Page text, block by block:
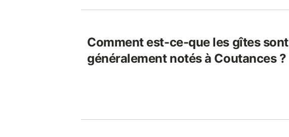
Comment est-ce-que les gîtes sont
généralement notés à Coutances ?